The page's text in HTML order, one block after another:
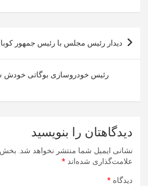
راهبری
نوشته
دیدار رئیس مجلس با رئیس جمهور کوبا
رئیس خودروسازی بوگاتی خودش
دیدگاهتان را بنویسید
نشانی ایمیل شما منتشر نخواهد شد.
علامت‌گذاری شده‌اند *
دیدگاه *